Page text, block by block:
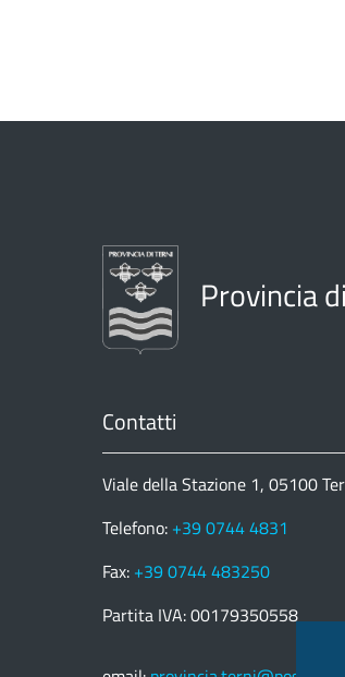
Provincia
Contatti
Viale della Stazione 1, 05100
Telefono: +39 0744 4831
Fax: +39 0744 483250
Partita IVA: 00179350558